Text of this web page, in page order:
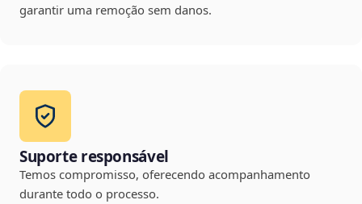
garantir uma remoção sem danos.
Suporte responsável
Temos compromisso, oferecendo acompanhamento
durante todo o processo.